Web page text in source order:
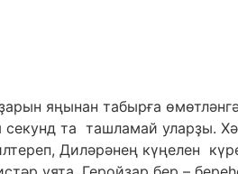
яңынан табырға
та ташламай уларҙы.
Диләрәнең күңелен